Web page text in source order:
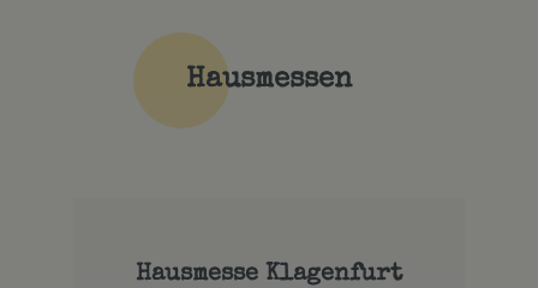
Hausmessen
Hausmesse Klagenfurt